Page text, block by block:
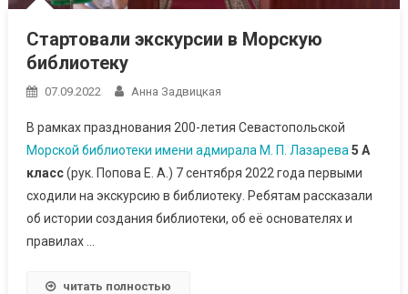
Стартовали экскурсии в Морскую
библиотеку
07.09.2022 Анна Задвицкая
В рамках празднования 200-летия Севастопольской
Морской библиотеки имени адмирала М. П. Лазарева 5 А
класс(рук. Попова Е. А.) 7 сентября 2022 года первыми
сходили на экскурсию в библиотеку. Ребятам рассказали
об истории создания библиотеки, об её основателях и
правилах …
читать полностью